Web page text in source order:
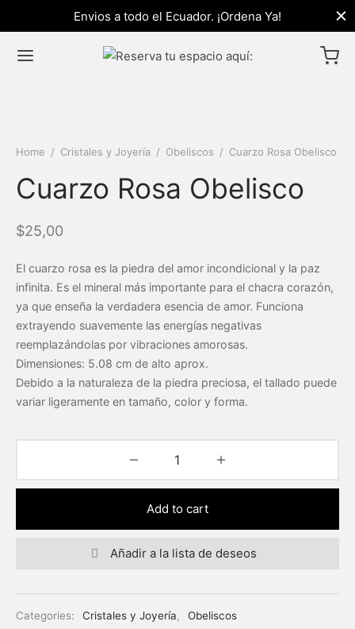
Envios a todo el Ecuador. ¡Ordena Ya!
Home / Cristales y Joyería / Obeliscos / Cuarzo Rosa Obelisco
Cuarzo Rosa Obelisco
$25,00
El cuarzo rosa es la piedra del amor incondicional y la paz
infinita. Es el mineral más importante para el chacra corazón,
ya que enseña la verdadera esencia de amor. Funciona
extrayendo suavemente las energías negativas
reemplazándolas por vibraciones amorosas.
Dimensiones: 5.08 cm de alto aprox.
Debido a la naturaleza de la piedra preciosa, el tallado puede
variar ligeramente en tamaño, color y forma.
Add to cart
Añadir a la lista de deseos
Categories: Cristales y Joyería, Obeliscos
y Joyería
Vida
y Cartas
en Bruto
Tamboreados
y Devoluciones